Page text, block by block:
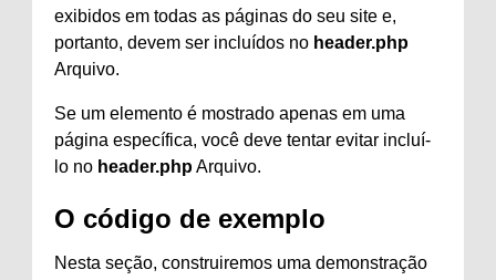
exibidos em todas as páginas do seu site e,
portanto, devem ser incluídos no header.php
Arquivo.
Se um elemento é mostrado apenas em uma
página específica, você deve tentar evitar incluí-
lo no header.phpArquivo.
O código de exemplo
Nesta seção, construiremos uma demonstração